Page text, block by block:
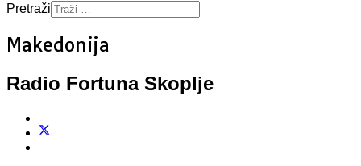
Pretraži
Makedonija
Radio Fortuna Skoplje